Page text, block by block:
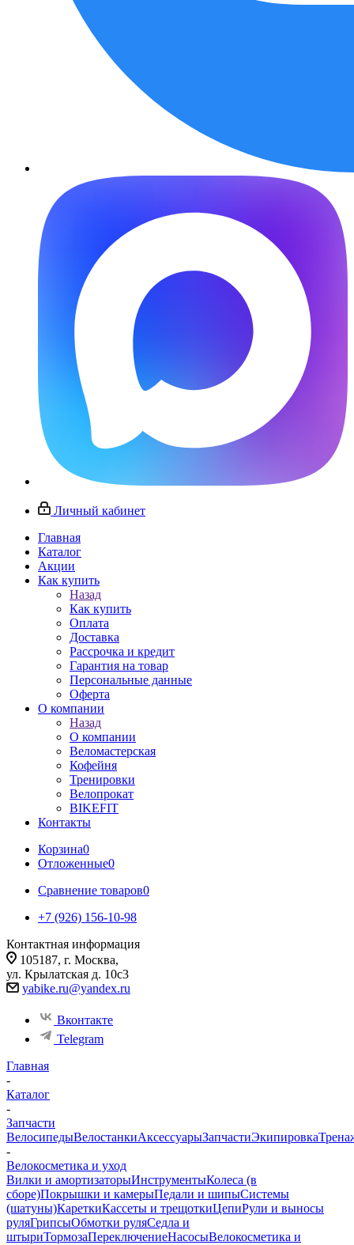
Личный кабинет
Главная
Каталог
Акции
Как купить
Назад
Как купить
Оплата
Доставка
Рассрочка и кредит
Гарантия на товар
Персональные данные
Оферта
О компании
Назад
О компании
Веломастерская
Кофейня
Тренировки
Велопрокат
BIKEFIT
Контакты
Корзина0
Отложенные0
Сравнение товаров0
+7 (926) 156-10-98
Контактная информация
105187, г. Москва,
ул. Крылатская д. 10с3
yabike.ru@yandex.ru
Вконтакте
Telegram
Главная
-
Каталог
-
Запчасти
ВелосипедыВелостанкиАксессуарыЗапчастиЭкипировка
-
Велокосметика и уход
Вилки и амортизаторыИнструментыКолеса (в
сборе)Покрышки и камерыПедали и шипыСистемы
(шатуны)КареткиКассеты и трещоткиЦепиРули и выносы
руляГрипсыОбмотки руляСедла и
штыриТормозаПереключениеНасосыВелокосметика и